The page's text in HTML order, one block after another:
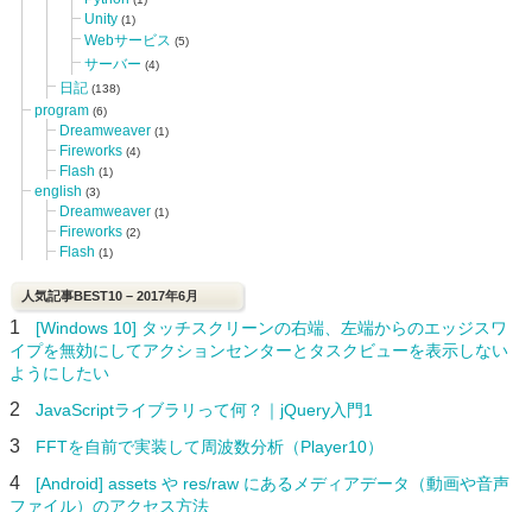
Unity (1)
Webサービス (5)
サーバー (4)
日記 (138)
program (6)
Dreamweaver (1)
Fireworks (4)
Flash (1)
english (3)
Dreamweaver (1)
Fireworks (2)
Flash (1)
人気記事BEST10 – 2017年6月
1
[Windows 10] タッチスクリーンの右端、左端からのエッジスワ
イプを無効にしてアクションセンターとタスクビューを表示しない
ようにしたい
2 JavaScriptライブラリって何？｜jQuery入門1
3 FFTを自前で実装して周波数分析（Player10）
4
[Android] assets や res/raw にあるメディアデータ（動画や音声
ファイル）のアクセス方法